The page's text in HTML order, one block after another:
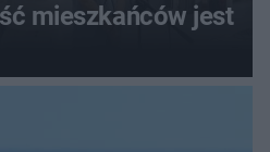
mieszkańców jest